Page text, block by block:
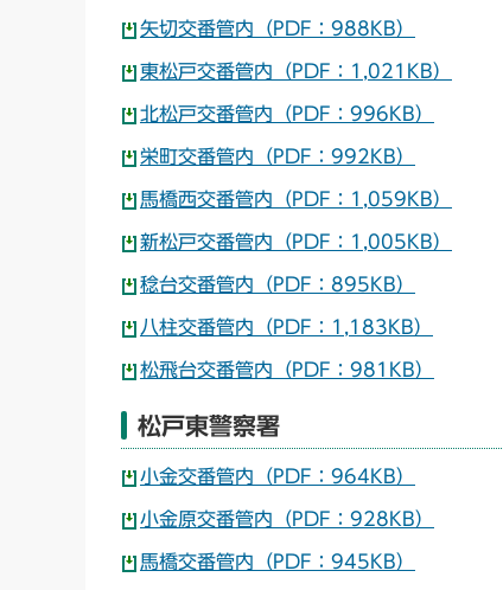
矢切交番管内（PDF：988KB）
東松戸交番管内（PDF：1,021KB）
北松戸交番管内（PDF：996KB）
栄町交番管内（PDF：992KB）
馬橋西交番管内（PDF：1,059KB）
新松戸交番管内（PDF：1,005KB）
稔台交番管内（PDF：895KB）
八柱交番管内（PDF：1,183KB）
松飛台交番管内（PDF：981KB）
松戸東警察署
小金交番管内（PDF：964KB）
小金原交番管内（PDF：928KB）
馬橋交番管内（PDF：945KB）